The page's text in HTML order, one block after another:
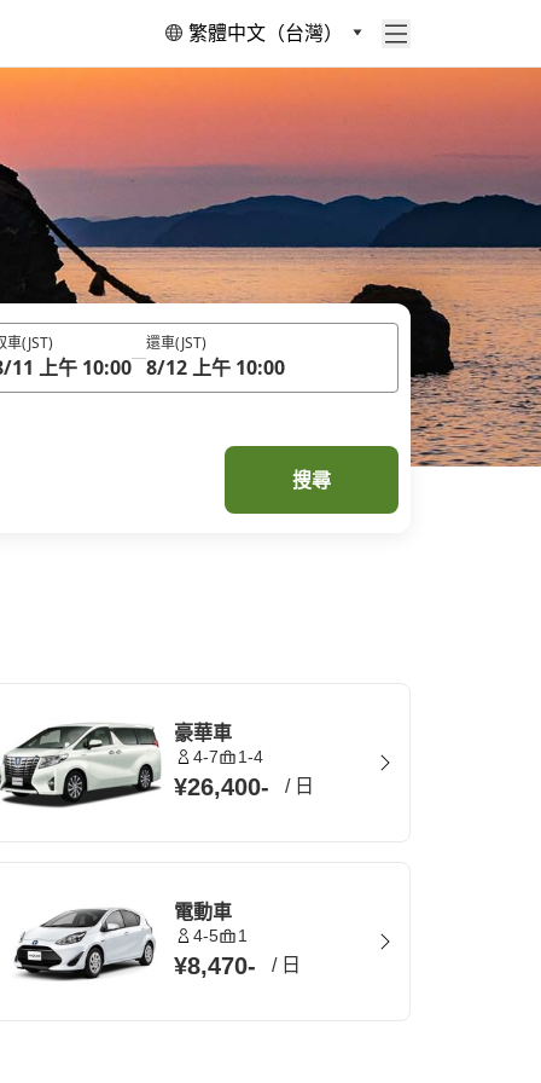
繁體中文（台灣）
車(JST)
11 上午 10:00
還車(JST)
8/12 上午 10:00
搜尋
豪華車
4-7 1-4
¥26,400- / 日
電動車
4-5 1
¥8,470- / 日